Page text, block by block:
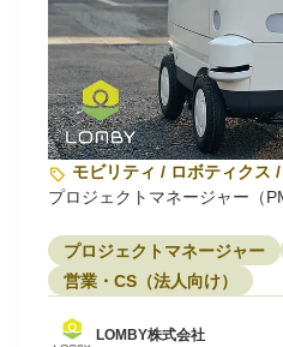
モビリティ / ロボティクス
プロジェクトマネージャー（
プロジェクトマネージャー
営業・CS（法人向け）
LOMBY株式会社